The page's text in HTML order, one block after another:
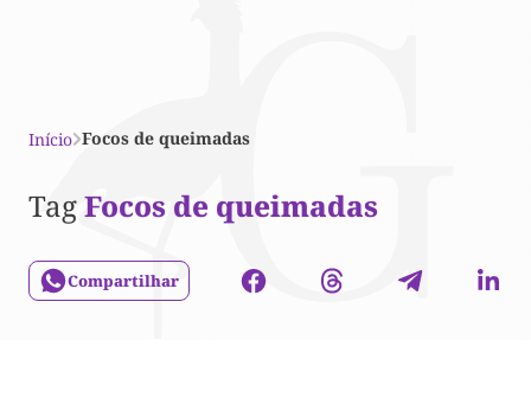
Início Focos de queimadas
TagFocos de queimadas
Compartilhar